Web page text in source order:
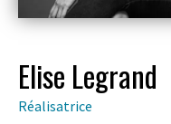
Elise Legrand
Réalisatrice